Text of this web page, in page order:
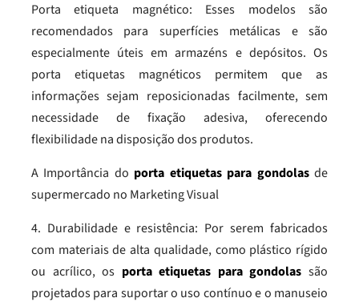
Porta etiqueta magnético: Esses modelos são
recomendados para superfícies metálicas e são
especialmente úteis em armazéns e depósitos. Os
porta etiquetas magnéticos permitem que as
informações sejam reposicionadas facilmente, sem
necessidade de fixação adesiva, oferecendo
flexibilidade na disposição dos produtos.
A Importância do porta etiquetas para gondolasde
supermercado no Marketing Visual
4. Durabilidade e resistência: Por serem fabricados
com materiais de alta qualidade, como plástico rígido
ou acrílico, os porta etiquetas para gondolas são
projetados para suportar o uso contínuo e o manuseio